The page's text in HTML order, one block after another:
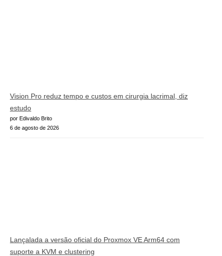
Vision Pro reduz tempo e custos em cirurgia lacrimal, diz
estudo
por Edivaldo Brito
6 de agosto de 2026
Lançalada a versão oficial do Proxmox VE Arm64 com
suporte a KVM e clustering